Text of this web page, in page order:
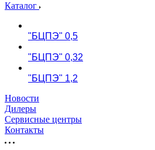
Каталог
"БЦПЭ" 0,5
"БЦПЭ" 0,32
"БЦПЭ" 1,2
Новости
Дилеры
Сервисные центры
Контакты